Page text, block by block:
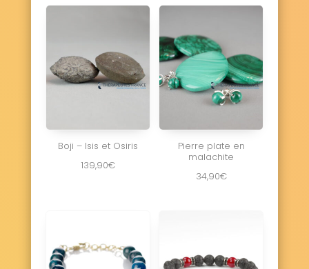
Boji – Isis et Osiris
139,90€
Pierre plate en
malachite
34,90€